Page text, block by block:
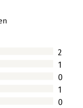
2
1
0
1
0